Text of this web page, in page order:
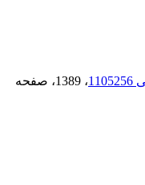
، 1389
، صفحه